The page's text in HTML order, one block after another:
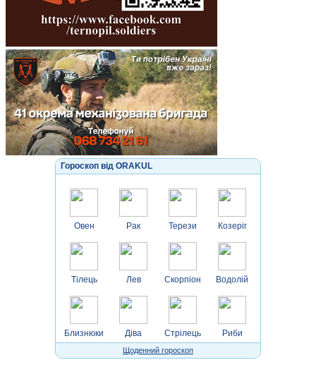
Гороскоп від ORAKUL
Овен
Тілець
Близнюки
Рак
Лев
Діва
Терези
Скорпіон
Стрілець
Козеріг
Водолій
Риби
Щоденний гороскоп